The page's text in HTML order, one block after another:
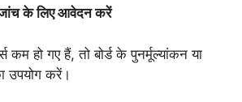
के लिए आवेदन करें
कम हो गए हैं, तो बोर्ड के पुनर्मूल्यांकन या
उपयोग करें।